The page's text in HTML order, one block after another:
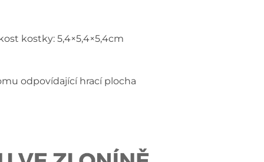
kostky: 5,4×5,4×5,4cm
odpovídající hrací plocha